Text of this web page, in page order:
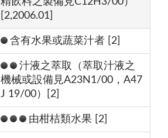
[2,2006.01]
含有水果或蔬菜汁者 [2]
汁液之萃取（萃取汁液之
機械或設備見A23N1/00，A47
J 19/00）[2]
由柑桔類水果 [2]